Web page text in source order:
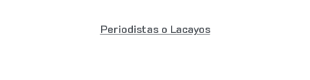
Periodistas o Lacayos